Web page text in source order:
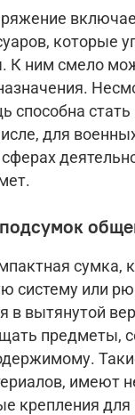
которые
К ним смело
способна
для
сумка,
систему или
в вытянутой
предметы,
имеют
крепления для